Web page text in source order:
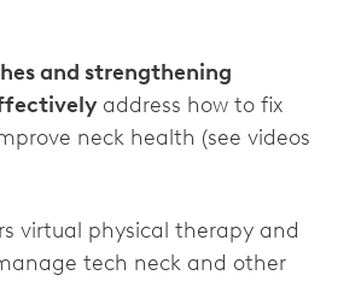
and strengthening
address how to fix
neck health (see videos
virtual physical therapy and
tech neck and other